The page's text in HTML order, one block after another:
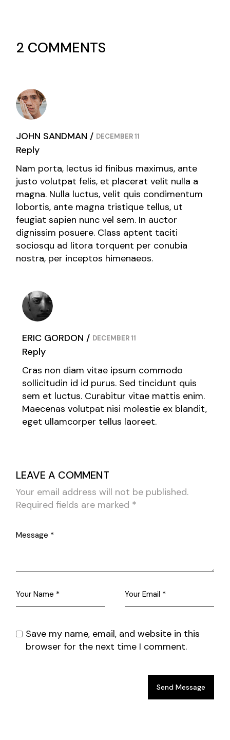
2 COMMENTS
JOHN SANDMAN DECEMBER 11
Reply
Nam porta, lectus id finibus maximus, ante
justo volutpat felis, et placerat velit nulla a
magna. Nulla luctus, velit quis condimentum
lobortis, ante magna tristique tellus, ut
feugiat sapien nunc vel sem. In auctor
dignissim posuere. Class aptent taciti
sociosqu ad litora torquent per conubia
nostra, per inceptos himenaeos.
ERIC GORDON DECEMBER 11
Reply
Cras non diam vitae ipsum commodo
sollicitudin id id purus. Sed tincidunt quis
sem et luctus. Curabitur vitae mattis enim.
Maecenas volutpat nisi molestie ex blandit,
eget ullamcorper tellus laoreet.
LEAVE A COMMENT
Your email address will not be published.
Required fields are marked *
Save my name, email, and website in this
browser for the next time I comment.
Send Message